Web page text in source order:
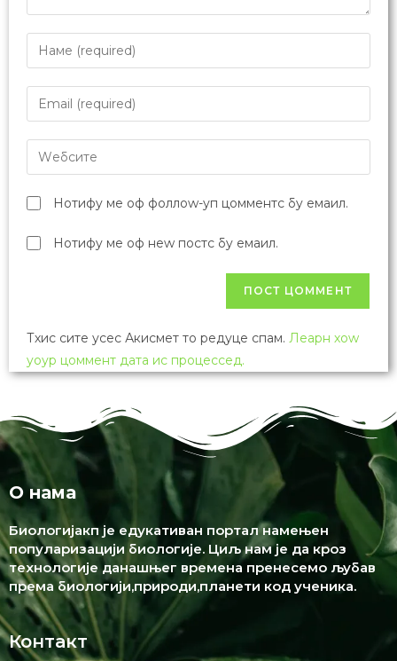
Нотифy ме оф фоллоw-уп цомментс бy емаил.
Нотифy ме оф неw постс бy емаил.
Тхис сите усес Акисмет то редуце спам. Леарн хоw
yоур цоммент дата ис процессед.
О нама
Биологијакп је едукативан портал намењен
популаризацији биологије. Циљ нам је да кроз
технологије данашњег времена пренесемо љубав
према биологији,природи,планети код ученика.
Контакт